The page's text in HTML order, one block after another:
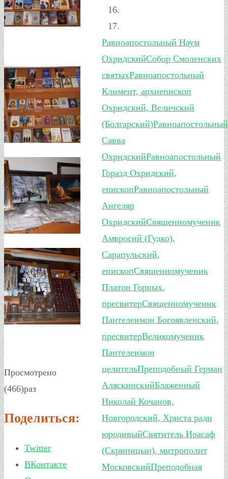
Просмотрено
(466)раз
Поделиться:
Twitter
ВКонтакте
Равноапостольный Наум
ОхридскийСобор Смоленских
святыхРавноапостольный
Климент, архиепископ
Охридский, Величский
(Болгарский)Равноапостольный
Савва
ОхридскийРавноапостольный
Горазд Охридский,
епископРавноапостольный
Ангеляр
ОхридскийСвященномученик
Амвросий (Гудко),
Сарапульский,
епископСвященномученик
Платон Горных,
пресвитерСвященномученик
Пантелеимон Богоявленский,
пресвитерВеликомученик
Пантелеимон
целительПреподобный Герман
АляскинскийБлаженный
Николай Кочанов,
Новгородский, Христа ради
юродивыйСвятитель Иоасаф
(Скрипицын), митрополит
МосковскийПреподобная